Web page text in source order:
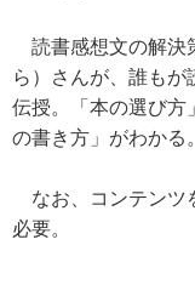
読書感想文の解決
ら）さんが、誰もが
伝授。「本の選び方
の書き方」がわかる。
なお、コンテンツ
必要。